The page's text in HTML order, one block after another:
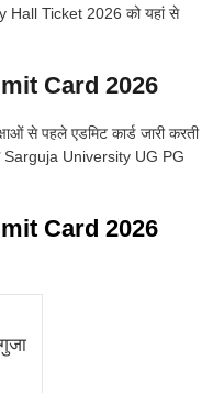
Hall Ticket 2026 को यहां से
Card 2026
से पहले एडमिट कार्ड जारी करती
Sarguja University UG PG
Card 2026